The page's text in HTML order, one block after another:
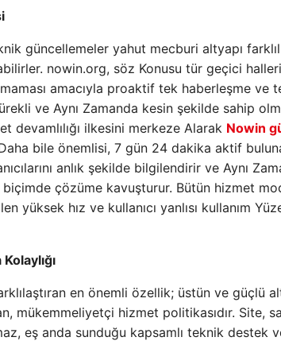
güncellemeler yahut mecburi altyapı
nowin.org, söz Konusu tür geçici
amacıyla proaktif tek haberleşme ve
ve Aynı Zamanda kesin şekilde sahip
devamlılığı ilkesini merkeze Alarak Nowin
bile önemlisi, 7 gün 24 dakika aktif
anlık şekilde bilgilendirir ve Aynı
çözüme kavuşturur. Bütün hizmet
hız ve kullanıcı yanlısı kullanım
en önemli özellik; üstün ve güçlü
mükemmeliyetçi hizmet politikasıdır. Site,
eş anda sunduğu kapsamlı teknik destek